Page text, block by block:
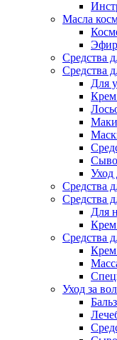
Масла
Средства
Средства
Для
Крем
Уход
Средства
Средства
Для
Крем
Средства
Крем
Уход за